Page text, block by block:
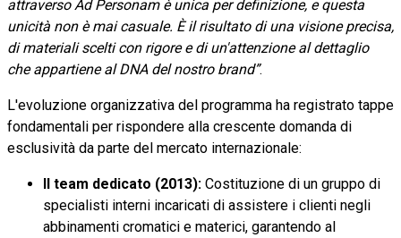
attraverso Ad Personam è unica per definizione, e questa
unicità non è mai casuale. È il risultato di una visione precisa,
di materiali scelti con rigore e di un'attenzione al dettaglio
che appartiene al DNA del nostro brand”.
L'evoluzione organizzativa del programma ha registrato tappe
fondamentali per rispondere alla crescente domanda di
esclusività da parte del mercato internazionale:
Il team dedicato (2013): Costituzione di un gruppo di
specialisti interni incaricati di assistere i clienti negli
abbinamenti cromatici e materici, garantendo al